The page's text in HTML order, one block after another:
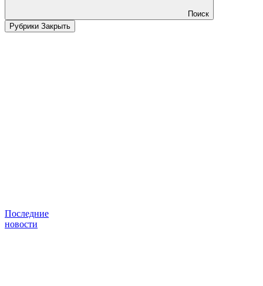
Поиск
Рубрики Закрыть
Последние
новости